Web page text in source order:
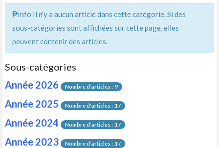
Info Il n'y a aucun article dans cette catégorie. Si des
sous-catégories sont affichées sur cette page, elles
peuvent contenir des articles.
Sous-catégories
Année 2026
Nombre d'articles : 9
Année 2025 Nombre d'articles : 17
Année 2024 Nombre d'articles : 17
Année 2023 Nombre d'articles : 17